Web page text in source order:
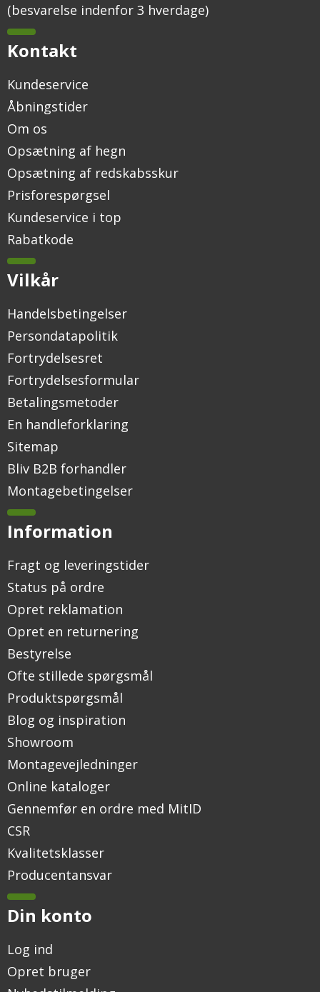
(besvarelse indenfor 3 hverdage)
Kontakt
Kundeservice
Åbningstider
Om os
Opsætning af hegn
Opsætning af redskabsskur
Prisforespørgsel
Kundeservice i top
Rabatkode
Vilkår
Handelsbetingelser
Persondatapolitik
Fortrydelsesret
Fortrydelsesformular
Betalingsmetoder
En handleforklaring
Sitemap
Bliv B2B forhandler
Montagebetingelser
Information
Fragt og leveringstider
Status på ordre
Opret reklamation
Opret en returnering
Bestyrelse
Ofte stillede spørgsmål
Produktspørgsmål
Blog og inspiration
Showroom
Montagevejledninger
Online kataloger
Gennemfør en ordre med MitID
CSR
Kvalitetsklasser
Producentansvar
Din konto
Log ind
Opret bruger